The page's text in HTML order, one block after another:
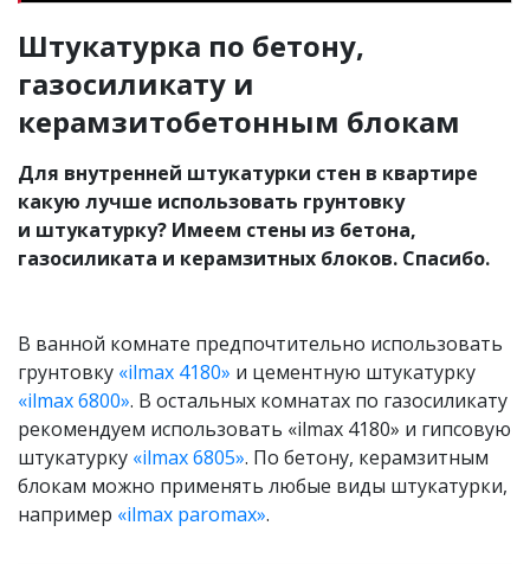
Штукатурка по бетону,
газосиликату и
керамзитобетонным блокам
Для внутренней штукатурки стен в квартире
какую лучше использовать грунтовку
и штукатурку? Имеем стены из бетона,
газосиликата и керамзитных блоков. Спасибо.
В ванной комнате предпочтительно использовать
грунтовку «ilmax 4180» и цементную штукатурку
«ilmax 6800». В остальных комнатах по газосиликату
рекомендуем использовать «ilmax 4180» и гипсовую
штукатурку «ilmax 6805». По бетону, керамзитным
блокам можно применять любые виды штукатурки,
например «ilmax paromax».